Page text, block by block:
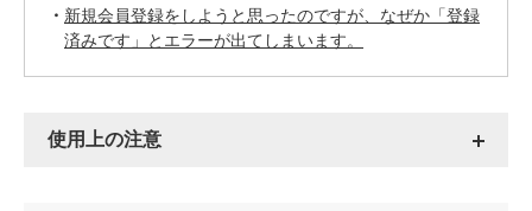
新規会員登録をしようと思ったのですが、なぜか「登録
済みです」とエラーが出てしまいます。
使用上の注意